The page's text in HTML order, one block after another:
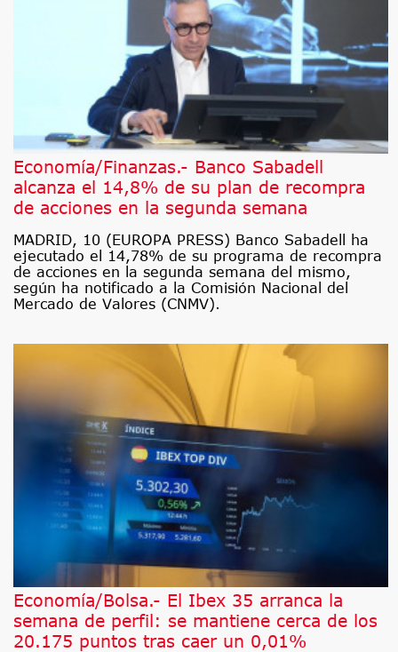
Economía/Finanzas.- Banco Sabadell
alcanza el 14,8% de su plan de recompra
de acciones en la segunda semana
MADRID, 10 (EUROPA PRESS) Banco Sabadell ha
ejecutado el 14,78% de su programa de recompra
de acciones en la segunda semana del mismo,
según ha notificado a la Comisión Nacional del
Mercado de Valores (CNMV).
Economía/Bolsa.- El Ibex 35 arranca la
semana de perfil: se mantiene cerca de los
20.175 puntos tras caer un 0,01%